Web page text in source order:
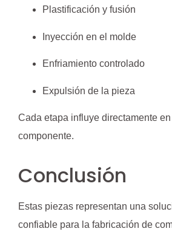
Plastificación y fusión
Inyección en el molde
Enfriamiento controlado
Expulsión de la pieza
Cada etapa influye directamente
componente.
Conclusión
Estas piezas representan una
confiable para la fabricación de